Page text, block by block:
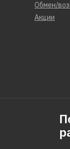
Обмен/
Акции